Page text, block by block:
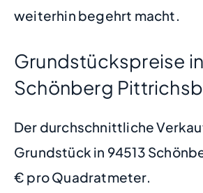
weiterhin begehrt macht.
Grundstückspreise
Schönberg
Der durchschnittliche
Grundstück in 94513
€ pro Quadratmeter.